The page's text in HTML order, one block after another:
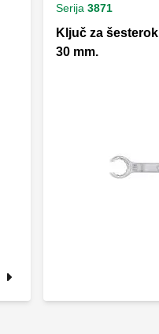
Serija 3871
Ključ za
30 mm.